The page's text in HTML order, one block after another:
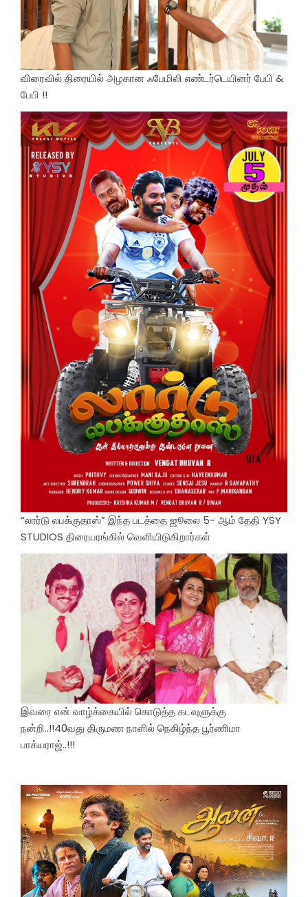
விரைவில் திரையில் அழகான ஃபேமிலி எண்டர்டெயினர் பேபி &
பேபி !!
“லார்டு லபக்குதாஸ்” இந்த படத்தை ஜூலை 5- ஆம் தேதி YSY
STUDIOS திரையரங்கில் வெளியிடுகிறார்கள்
இவரை என் வாழ்க்கையில் கொடுத்த கடவுளுக்கு
நன்றி..!!40வது திருமண நாளில் நெகிழ்ந்த பூர்ணிமா
பாக்யராஜ்..!!!